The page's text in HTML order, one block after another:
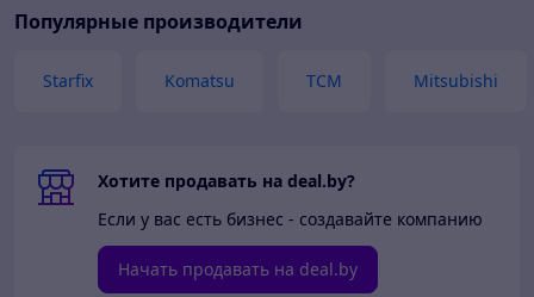
Популярные производители
Starfix Komatsu TCM Mitsubishi
Хотите продавать на deal.by?
Если у вас есть бизнес - создавайте компанию
Начать продавать на deal.by